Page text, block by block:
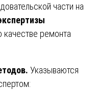
части на
качестве ремонта
Указываются